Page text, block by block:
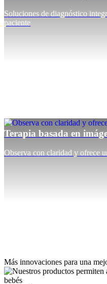
Soluciones de diagnóstico
paciente
Terapia basada en
Observa con claridad y ofrece
Más innovaciones para una